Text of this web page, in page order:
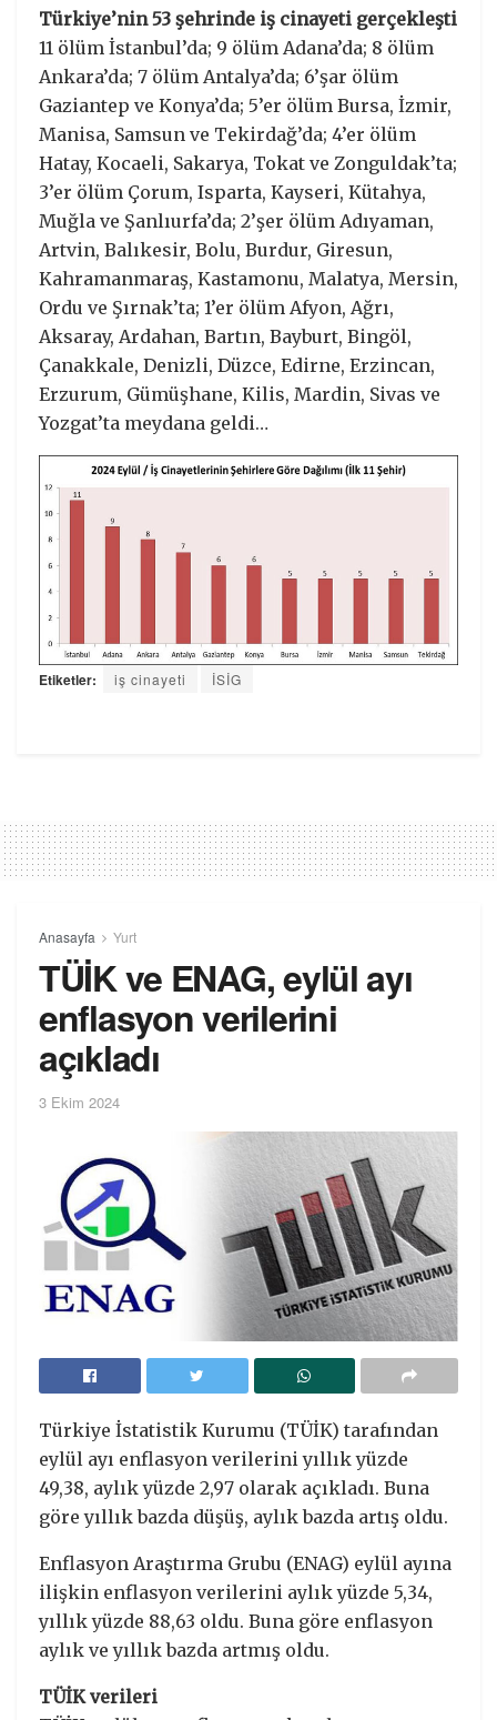
Türkiye’nin 53 şehrinde iş cinayeti gerçekleşti
11 ölüm İstanbul’da; 9 ölüm Adana’da; 8 ölüm
Ankara’da; 7 ölüm Antalya’da; 6’şar ölüm
Gaziantep ve Konya’da; 5’er ölüm Bursa, İzmir,
Manisa, Samsun ve Tekirdağ’da; 4’er ölüm
Hatay, Kocaeli, Sakarya, Tokat ve Zonguldak’ta;
3’er ölüm Çorum, Isparta, Kayseri, Kütahya,
Muğla ve Şanlıurfa’da; 2’şer ölüm Adıyaman,
Artvin, Balıkesir, Bolu, Burdur, Giresun,
Kahramanmaraş, Kastamonu, Malatya, Mersin,
Ordu ve Şırnak’ta; 1’er ölüm Afyon, Ağrı,
Aksaray, Ardahan, Bartın, Bayburt, Bingöl,
Çanakkale, Denizli, Düzce, Edirne, Erzincan,
Erzurum, Gümüşhane, Kilis, Mardin, Sivas ve
Yozgat’ta meydana geldi…
Etiketler: iş cinayeti İSİG
Anasayfa Yurt
TÜİK ve ENAG, eylül ayı
enflasyon verilerini
açıkladı
3 Ekim 2024
Türkiye İstatistik Kurumu (TÜİK) tarafından
eylül ayı enflasyon verilerini yıllık yüzde
49,38, aylık yüzde 2,97 olarak açıkladı. Buna
göre yıllık bazda düşüş, aylık bazda artış oldu.
Enflasyon Araştırma Grubu (ENAG) eylül ayına
ilişkin enflasyon verilerini aylık yüzde 5,34,
yıllık yüzde 88,63 oldu. Buna göre enflasyon
aylık ve yıllık bazda artmış oldu.
TÜİK verileri